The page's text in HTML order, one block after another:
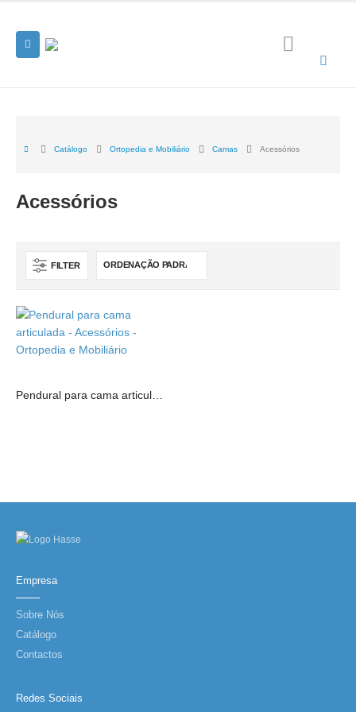
Catálogo Ortopedia e Mobiliário Camas Acessórios
Acessórios
FILTER
Pendural para cama articulada
Empresa
Sobre Nós
Catálogo
Contactos
Redes Sociais